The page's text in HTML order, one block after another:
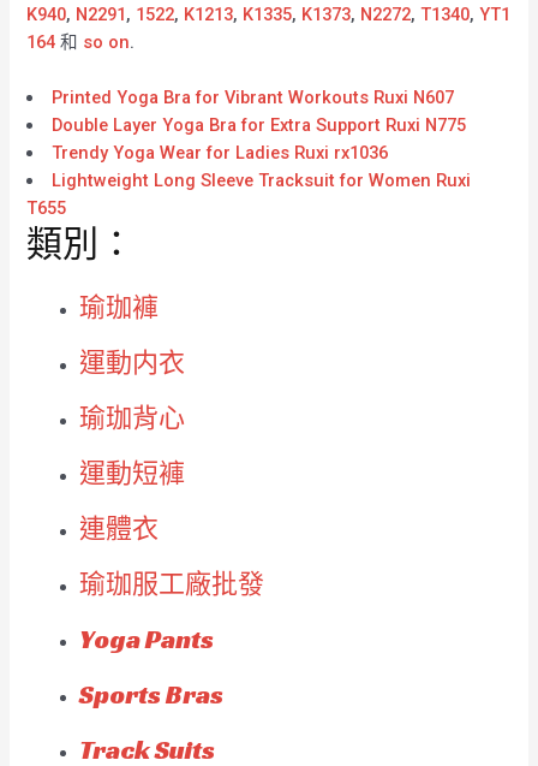
K940, N2291, 1522, K1213, K1335, K1373, N2272,T1340,YT1
164 和 so on.
Printed Yoga Bra for Vibrant Workouts Ruxi N607
Double Layer Yoga Bra for Extra Support Ruxi N775
Trendy Yoga Wear for Ladies Ruxi rx1036
Lightweight Long Sleeve Tracksuit for Women Ruxi
T655
類別：
瑜珈褲
運動内衣
瑜珈背心
運動短褲
連體衣
瑜珈服工廠批發
Yoga Pants
Sports Bras
Track Suits